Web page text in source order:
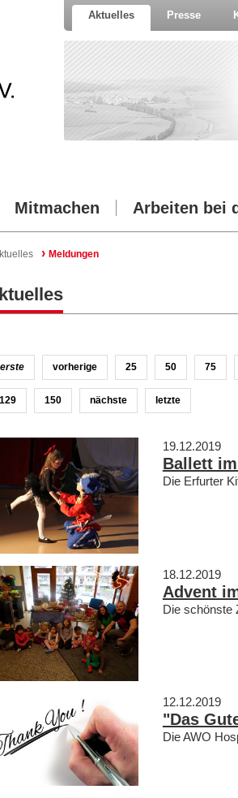
Aktuelles Presse
Mitmachen Arbeiten bei
› Meldungen
erste vorherige 25 50 75
129 150 nächste letzte
19.12.2019
Ballett
Die Erfurter
18.12.2019
Advent
Die schönste
12.12.2019
"Das
Die AWO